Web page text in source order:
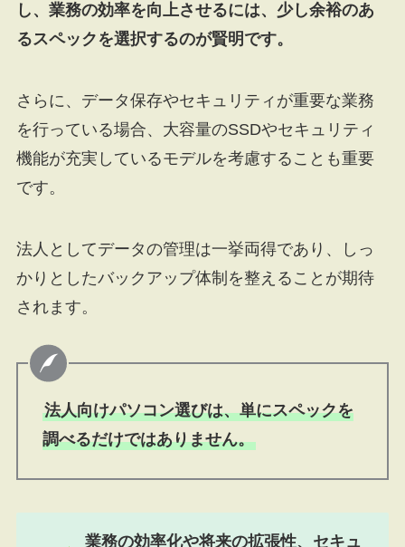
し、業務の効率を向上させるには、少し余裕のあ
るスペックを選択するのが賢明です。
さらに、データ保存やセキュリティが重要な業務
を行っている場合、大容量のSSDやセキュリティ
機能が充実しているモデルを考慮することも重要
です。
法人としてデータの管理は一挙両得であり、しっ
かりとしたバックアップ体制を整えることが期待
されます。
法人向けパソコン選びは、単にスペックを
調べるだけではありません。
業務の効率化や将来の拡張性、セキュ